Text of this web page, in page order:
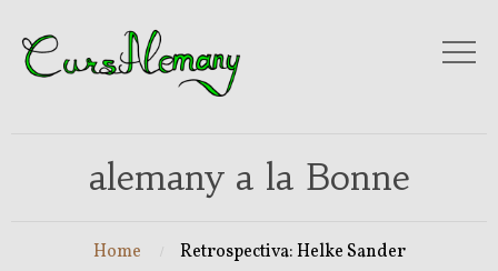
alemany a la Bonne
Home Retrospectiva: Helke Sander